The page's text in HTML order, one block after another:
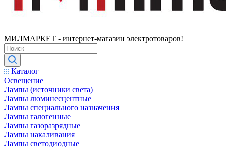
МИЛМАРКЕТ - интернет-магазин электротоваров!
Каталог
Освещение
Лампы (источники света)
Лампы люминесцентные
Лампы специального назначения
Лампы галогенные
Лампы газоразрядные
Лампы накаливания
Лампы светодиодные